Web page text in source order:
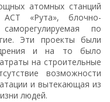
атомных станций
«Рута», блочно-
по
Эти проекты были
и на то было
на строительные
возможности
и вытекающая из
людей.